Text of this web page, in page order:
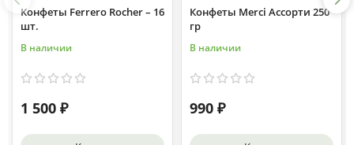
Конфеты Ferrero Rocher – 16
шт.
В наличии
1 500 ₽
Конфеты Merci Ассорти 250
гр
В наличии
990 ₽